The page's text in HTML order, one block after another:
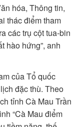
hóa, Thông tin,
thác điểm tham
các trụ cột tua-bin
hào hứng”, anh
của Tổ quốc
đặc thù. Theo
tỉnh Cà Mau Trần
“Cà Mau điểm